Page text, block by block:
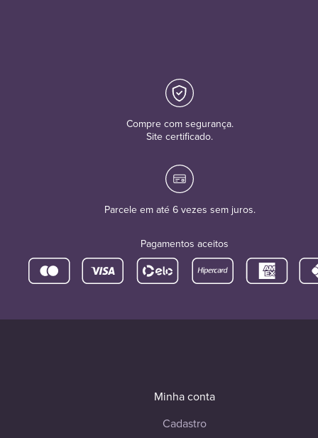
Compre com segurança.
Site certificado.
Parcele em até 6 vezes sem juros.
Pagamentos aceitos
Minha conta
Cadastro